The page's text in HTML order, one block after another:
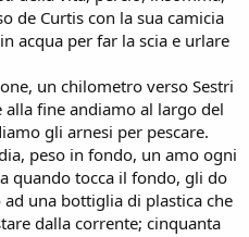
de Curtis con la sua camicia
acqua per far la scia e urlare
un chilometro verso Sestri
fine andiamo al largo del
gli arnesi per pescare.
peso in fondo, un amo ogni
quando tocca il fondo, gli do
una bottiglia di plastica che
dalla corrente; cinquanta